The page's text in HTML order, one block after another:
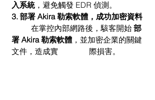
入系統，避免觸發 EDR 偵測。
3. 部署 Akira 勒索軟體，成功加密資料
	在掌控內部網路後，駭客開始
部
署 Akira 勒索軟體 ，並加密企業的關鍵
文件，造成實		際損害。